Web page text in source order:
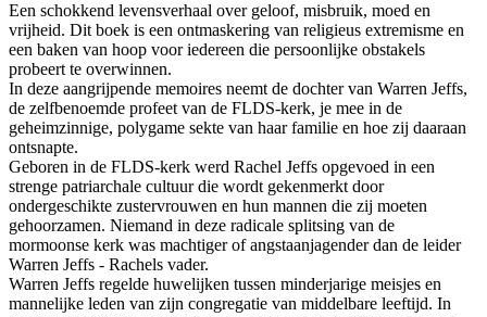
Een schokkend levensverhaal over geloof, misbruik, moed en
vrijheid. Dit boek is een ontmaskering van religieus extremisme en
een baken van hoop voor iedereen die persoonlijke obstakels
probeert te overwinnen.
In deze aangrijpende memoires neemt de dochter van Warren Jeffs,
de zelfbenoemde profeet van de FLDS-kerk, je mee in de
geheimzinnige, polygame sekte van haar familie en hoe zij daaraan
ontsnapte.
Geboren in de FLDS-kerk werd Rachel Jeffs opgevoed in een
strenge patriarchale cultuur die wordt gekenmerkt door
ondergeschikte zustervrouwen en hun mannen die zij moeten
gehoorzamen. Niemand in deze radicale splitsing van de
mormoonse kerk was machtiger of angstaanjagender dan de leider
Warren Jeffs - Rachels vader.
Warren Jeffs regelde huwelijken tussen minderjarige meisjes en
mannelijke leden van zijn congregatie van middelbare leeftijd. In